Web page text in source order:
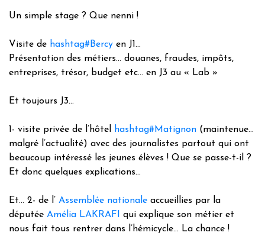
Un simple stage ? Que nenni !
Visite de hashtag#Bercy en J1…
Présentation des métiers… douanes, fraudes, impôts,
entreprises, trésor, budget etc… en J3 au « Lab »
Et toujours J3…
1- visite privée de l’hôtel hashtag#Matignon (maintenue…
malgré l’actualité) avec des journalistes partout qui ont
beaucoup intéressé les jeunes élèves ! Que se passe-t-il ?
Et donc quelques explications…
Et… 2- de l’ Assemblée nationale accueillies par la
députée Amélia LAKRAFI
qui explique son métier et
nous fait tous rentrer dans l’hémicycle… La chance !